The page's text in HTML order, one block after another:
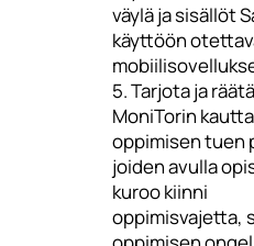
väylä ja sisällöt
käyttöön
5. Tarjota ja
MoniTorin
oppimisen tuen
joiden avulla
kuroo kiinni
oppimisvajetta,